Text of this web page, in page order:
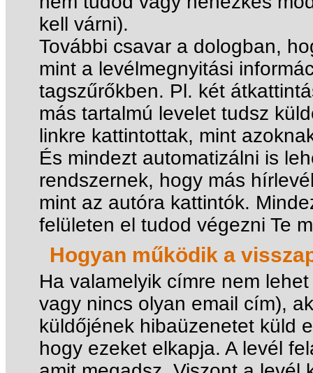
kell várni).
További csavar a dologban,
mint a levélmegnyitási
tagszűrőkben. Pl. két
más tartalmú levelet tudsz
linkre kattintottak, mint
És mindezt automatizálni is
rendszernek, hogy más
mint az autóra kattintók.
felületen el tudod végezni Te
Hogyan működik a
Ha valamelyik címre nem
vagy nincs olyan email cím),
küldőjének hibaüzenetet küld
hogy ezeket elkapja. A levél